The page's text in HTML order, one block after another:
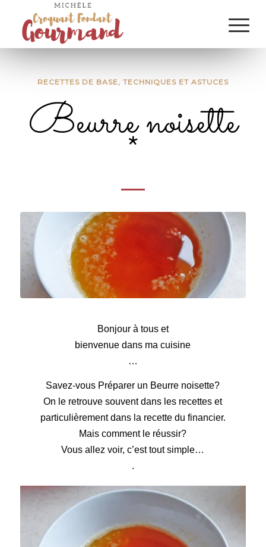
RECETTES DE BASE, TECHNIQUES ET ASTUCES
Beurre noisette
*
Bonjour à tous et
bienvenue dans ma cuisine
…
Savez-vous Préparer un Beurre noisette?
On le retrouve souvent dans les recettes et
particulièrement dans la recette du financier.
Mais comment le réussir?
Vous allez voir, c’est tout simple…
.